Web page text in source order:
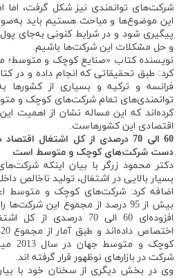
شرکت‌های توانمندی نیز شکل گرفت، اما
این موضوع‌ها و مباحث هستیم باید
پیگیری شود و در شرایط کنونی به‌جای
و حل مشکلات این شرکت‌ها باشیم.
نویسنده کتاب «صنایع کوچک و متوسط؛
کرد: طبق تحقیقاتی که انجام داده و در
فرانسه و ترکیه و بسیاری از کشورها
توانمندی‌های تمام شرکت‌های کوچک و
کرده‌اند که این مساله نشان از اهمیت
اقتصادی این کشورهاست.
60 الی 70 درصدی از کل اشتغال
دست شرکت‌های کوچک و متوسط است
دکتر محمود زرگر با بیان اینکه
اضافه کرد: شرکت‌های کوچک و متوسط
بیش از 95 درصد از مجموع این
افزوده‌ای 60 الی 70
شرکت در بازارهای نوظهور قرار گرفته اند.
وی در بخش دیگری از سخنان خود با